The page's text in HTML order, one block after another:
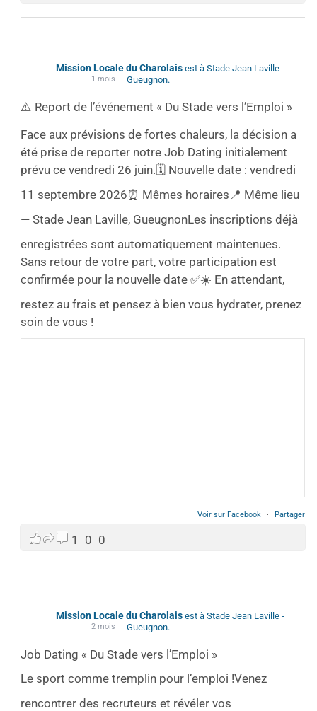
Mission Locale du Charolaisest à Stade Jean Laville -
Gueugnon.
1 mois
⚠️ Report de l’événement « Du Stade vers l’Emploi »
Face aux prévisions de fortes chaleurs, la décision a
été prise de reporter notre Job Dating initialement
prévu ce vendredi 26 juin.🗓️ Nouvelle date : vendredi
11 septembre 2026⏰ Mêmes horaires 📍 Même lieu
— Stade Jean Laville, GueugnonLes inscriptions déjà
enregistrées sont automatiquement maintenues.
Sans retour de votre part, votre participation est
confirmée pour la nouvelle date ✅☀️ En attendant,
restez au frais et pensez à bien vous hydrater, prenez
soin de vous !
Voir sur Facebook · Partager
1 0 0
Mission Locale du Charolaisest à Stade Jean Laville -
Gueugnon.
2 mois
Job Dating « Du Stade vers l’Emploi »
Le sport comme tremplin pour l’emploi !Venez
rencontrer des recruteurs et révéler vos